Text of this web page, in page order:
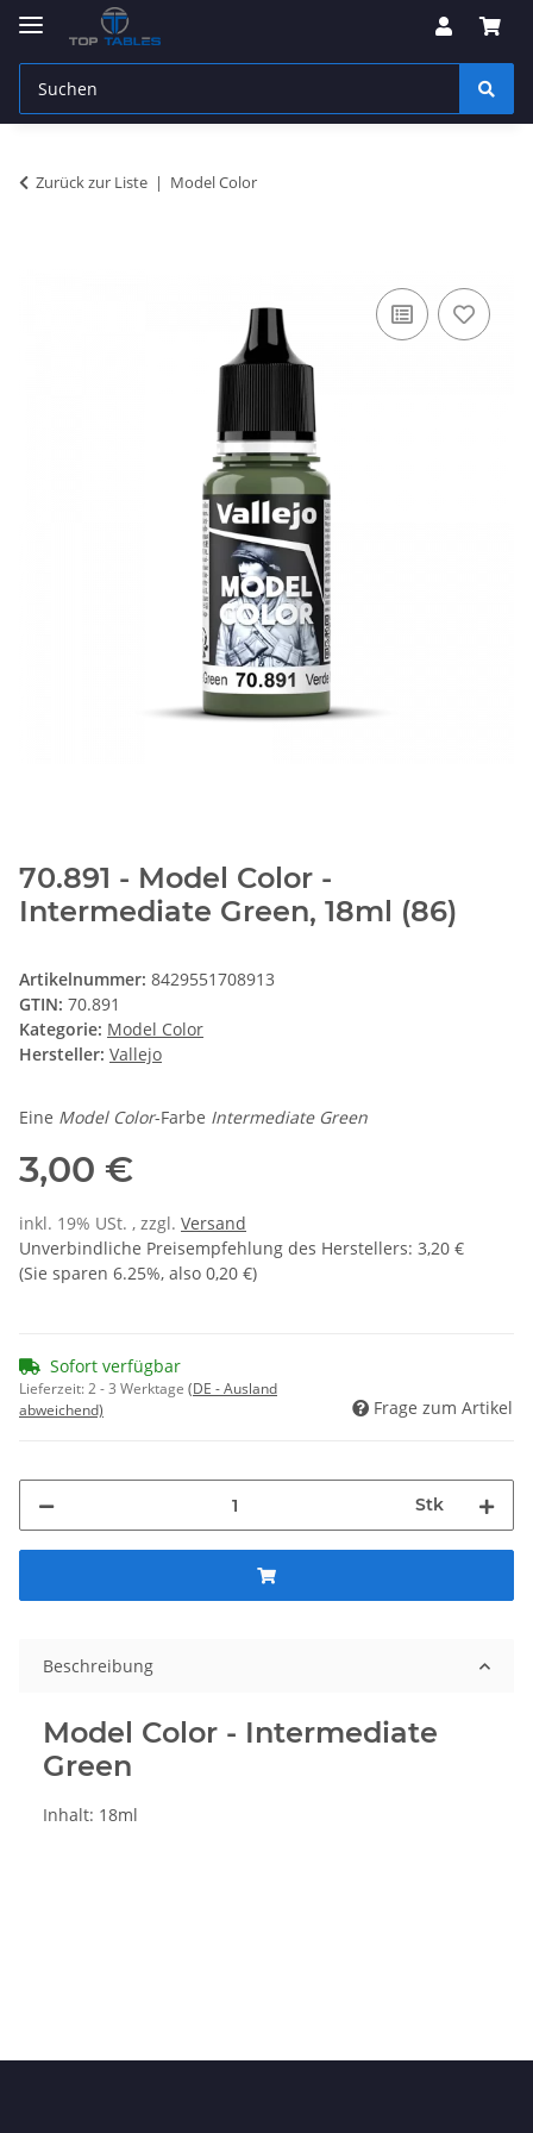
Zurück zur Liste Model Color
70.891 - Model Color -
Intermediate Green, 18ml (86)
Artikelnummer: 8429551708913
GTIN: 70.891
Kategorie: Model Color
Hersteller: Vallejo
Eine Model Color-Farbe Intermediate Green
3,00 €
inkl. 19% USt. , zzgl. Versand
Unverbindliche Preisempfehlung des Herstellers: 3,20 €
(Sie sparen 6.25%, also 0,20 €)
Sofort verfügbar
Lieferzeit:2 - 3 Werktage (DE - Ausland
abweichend)
Frage zum Artikel
Stk
Beschreibung
Model Color - Intermediate
Green
Inhalt: 18ml